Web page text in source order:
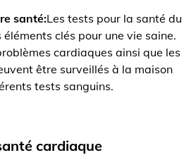
santé:Les tests pour la santé du
clés pour une vie saine.
cardiaques ainsi que les
être surveillés à la maison
tests sanguins.
cardiaque